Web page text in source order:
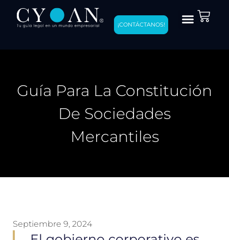
¡CONTÁCTANOS!
Guía Para La Constitución
De Sociedades
Mercantiles
Septiembre 9, 2024